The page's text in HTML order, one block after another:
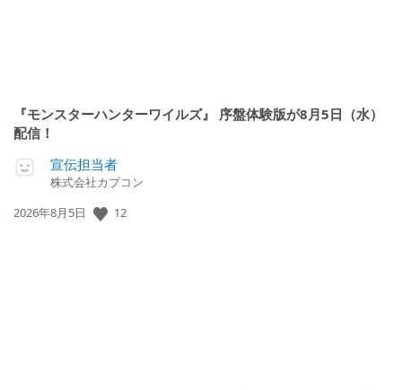
『モンスターハンターワイルズ』 序盤体験版が8月5日（水）
配信！
宣伝担当者
株式会社カプコン
公
2026年8月5日 12